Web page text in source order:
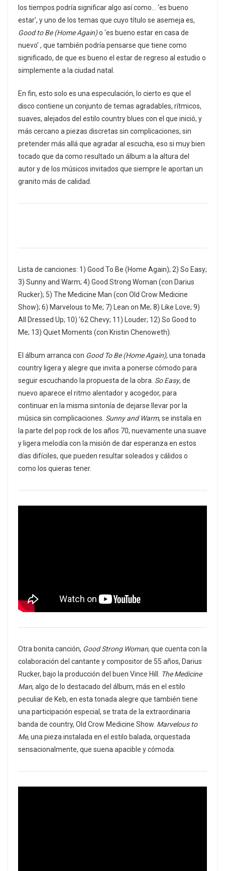
los tiempos podría significar algo así como… ‘es bueno
estar’, y uno de los temas que cuyo título se asemeja es,
Good to Be (Home Again)o ‘es bueno estar en casa de
nuevo’ , que también podría pensarse que tiene como
significado, de que es bueno el estar de regreso al estudio o
simplemente a la ciudad natal.
En fin, esto solo es una especulación, lo cierto es que el
disco contiene un conjunto de temas agradables, rítmicos,
suaves, alejados del estilo country blues con el que inició, y
más cercano a piezas discretas sin complicaciones, sin
pretender más allá que agradar al escucha, eso si muy bien
tocado que da como resultado un álbum a la altura del
autor y de los músicos invitados que siempre le aportan un
granito más de calidad.
Lista de canciones: 1) Good To Be (Home Again); 2) So Easy;
3) Sunny and Warm; 4) Good Strong Woman (con Darius
Rucker); 5) The Medicine Man (con Old Crow Medicine
Show); 6) Marvelous to Me; 7) Lean on Me; 8) Like Love; 9)
All Dressed Up; 10) ’62 Chevy; 11) Louder; 12) So Good to
Me; 13) Quiet Moments (con Kristin Chenoweth).
El álbum arranca con Good To Be (Home Again), una tonada
country ligera y alegre que invita a ponerse cómodo para
seguir escuchando la propuesta de la obra. So Easy, de
nuevo aparece el ritmo alentador y acogedor, para
continuar en la misma sintonía de dejarse llevar por la
música sin complicaciones. Sunny and Warm, se instala en
la parte del pop rock de los años 70, nuevamente una suave
y ligera melodía con la misión de dar esperanza en estos
días difíciles, que pueden resultar soleados y cálidos o
como los quieras tener.
Otra bonita canción, Good Strong Woman, que cuenta con la
colaboración del cantante y compositor de 55 años, Darius
Rucker, bajo la producción del buen Vince Hill. The Medicine
Man, algo de lo destacado del álbum, más en el estilo
peculiar de Keb, en esta tonada alegre que también tiene
una participación especial, se trata de la extraordinaria
banda de country, Old Crow Medicine Show. Marvelous to
Me, una pieza instalada en el estilo balada, orquestada
sensacionalmente, que suena apacible y cómoda.